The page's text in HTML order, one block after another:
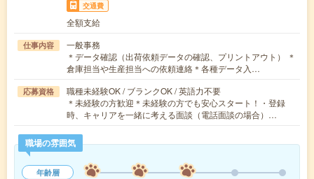
交通費
全額支給
仕事内容
一般事務
＊データ確認（出荷依頼データの確認、プリントアウト） ＊
倉庫担当や生産担当への依頼連絡＊各種データ入…
応募資格
職種未経験OK / ブランクOK / 英語力不要
＊未経験の方歓迎＊未経験の方でも安心スタート！・登録
時、キャリアを一緒に考える面談（電話面談の場合）…
職場の雰囲気
年齢層